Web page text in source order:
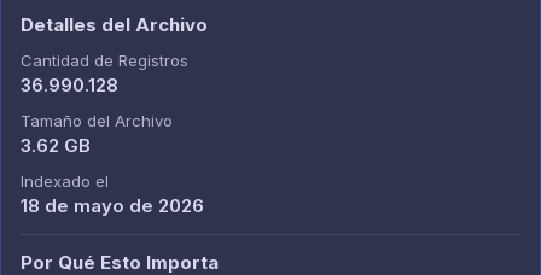
Detalles del Archivo
Cantidad de Registros
36.990.128
Tamaño del Archivo
3.62 GB
Indexado el
18 de mayo de 2026
Por Qué Esto Importa